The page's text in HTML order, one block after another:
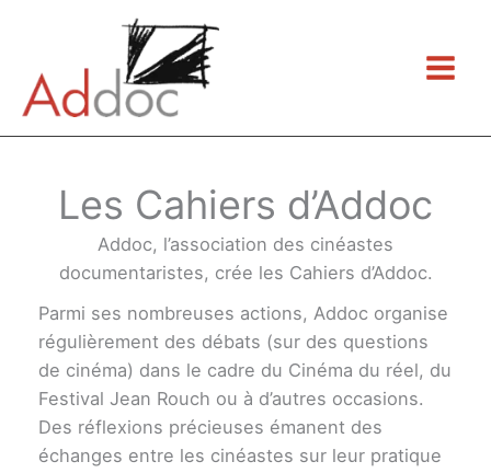
contenu
Les Cahiers d’Addoc
Addoc, l’association des cinéastes
documentaristes, crée les Cahiers d’Addoc.
Parmi ses nombreuses actions, Addoc organise
régulièrement des débats (sur des questions
de cinéma) dans le cadre du Cinéma du réel, du
Festival Jean Rouch ou à d’autres occasions.
Des réflexions précieuses émanent des
échanges entre les cinéastes sur leur pratique